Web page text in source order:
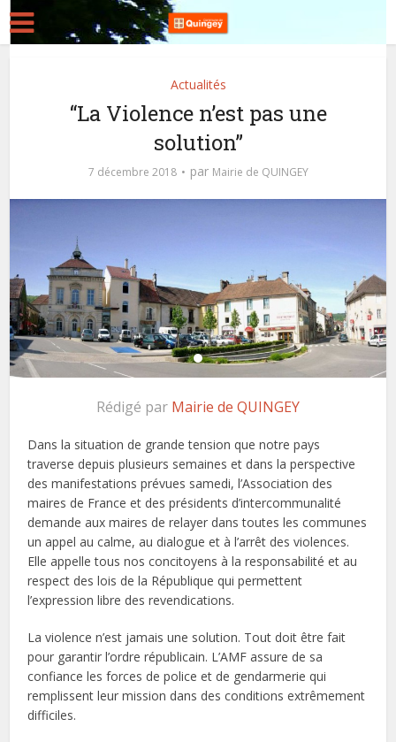
Actualités
“La Violence n’est pas une
solution”
7 décembre 2018 par Mairie de QUINGEY
Rédigé par Mairie de QUINGEY
Dans la situation de grande tension que notre pays
traverse depuis plusieurs semaines et dans la perspective
des manifestations prévues samedi, l’Association des
maires de France et des présidents d’intercommunalité
demande aux maires de relayer dans toutes les communes
un appel au calme, au dialogue et à l’arrêt des violences.
Elle appelle tous nos concitoyens à la responsabilité et au
respect des lois de la République qui permettent
l’expression libre des revendications.
La violence n’est jamais une solution. Tout doit être fait
pour garantir l’ordre républicain. L’AMF assure de sa
confiance les forces de police et de gendarmerie qui
remplissent leur mission dans des conditions extrêmement
difficiles.